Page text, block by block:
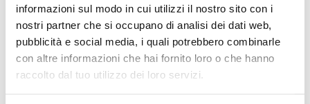
informazioni sul modo in cui utilizzi il nostro sito con i
nostri partner che si occupano di analisi dei dati web,
pubblicità e social media, i quali potrebbero combinarle
con altre informazioni che hai fornito loro o che hanno
raccolto dal tuo utilizzo dei loro servizi.
Epson
(5)
Eyecam
(8)
Feiyutech
(3)
Ferrania